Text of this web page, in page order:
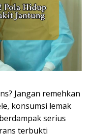
Jangan remehkan
konsumsi lemak
serius
terbukti